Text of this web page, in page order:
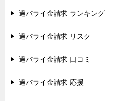
過バライ金請求 ランキング
過バライ金請求 リスク
過バライ金請求 口コミ
過バライ金請求 応援